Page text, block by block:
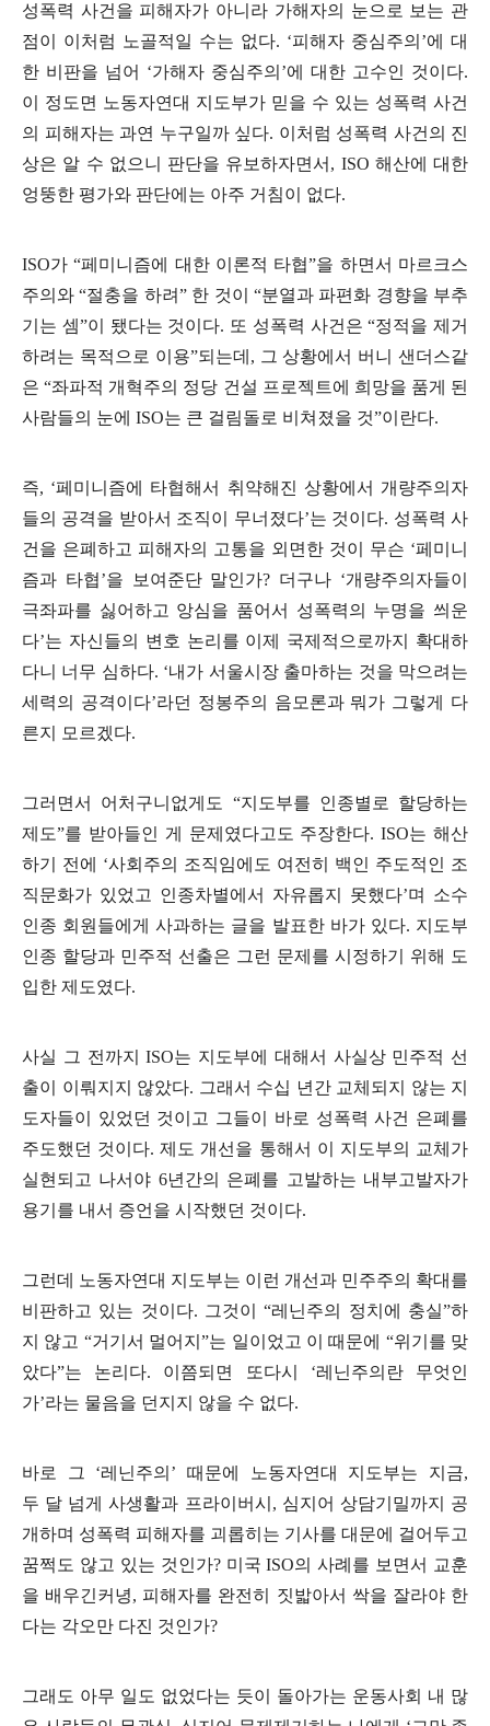
성폭력 사건을 피해자가 아니라 가해자의 눈으로 보는 관
점이 이처럼 노골적일 수는 없다. ‘피해자 중심주의 ’에 대
한 비판을 넘어 ‘가해자 중심주의 ’에 대한 고수인 것이다.
이 정도면 노동자연대 지도부가 믿을 수 있는 성폭력 사건
의 피해자는 과연 누구일까 싶다. 이처럼 성폭력 사건의 진
상은 알 수 없으니 판단을 유보하자면서 , ISO 해산에 대한
엉뚱한 평가와 판단에는 아주 거침이 없다.
ISO가“페미니즘에 대한 이론적 타협”을 하면서 마르크스
주의와“절충을 하려” 한 것이 “분열과 파편화 경향을 부추
기는 셈”이 됐다는 것이다. 또 성폭력 사건은“정적을 제거
하려는 목적으로 이용”되는데 , 그 상황에서 버니 샌더스같
은“좌파적 개혁주의 정당 건설 프로젝트에 희망을 품게 된
사람들의 눈에 ISO는 큰 걸림돌로 비쳐졌을 것”이란다.
즉, ‘페미니즘에 타협해서 취약해진 상황에서 개량주의자
들의 공격을 받아서 조직이 무너졌다’는 것이다. 성폭력 사
건을 은폐하고 피해자의 고통을 외면한 것이 무슨 ‘페미니
즘과 타협’을 보여준단 말인가? 더구나 ‘개량주의자들이
극좌파를 싫어하고 앙심을 품어서 성폭력의 누명을 씌운
다’는 자신들의 변호 논리를 이제 국제적으로까지 확대하
다니 너무 심하다. ‘내가 서울시장 출마하는 것을 막으려는
세력의 공격이다’라던 정봉주의 음모론과 뭐가 그렇게 다
른지 모르겠다.
그러면서 어처구니없게도 “지도부를 인종별로 할당하는
제도”를 받아들인 게 문제였다고도 주장한다. ISO는 해산
하기 전에 ‘사회주의 조직임에도 여전히 백인 주도적인 조
직문화가 있었고 인종차별에서 자유롭지 못했다’며 소수
인종 회원들에게 사과하는 글을 발표한 바가 있다. 지도부
인종 할당과 민주적 선출은 그런 문제를 시정하기 위해 도
입한 제도였다.
사실 그 전까지ISO는 지도부에 대해서 사실상 민주적 선
출이 이뤄지지 않았다. 그래서 수십 년간 교체되지 않는 지
도자들이 있었던 것이고 그들이 바로 성폭력 사건 은폐를
주도했던 것이다.제도 개선을 통해서 이 지도부의 교체가
실현되고 나서야 6년간의 은폐를 고발하는 내부고발자가
용기를 내서 증언을 시작했던 것이다.
그런데 노동자연대 지도부는 이런 개선과 민주주의 확대를
비판하고 있는 것이다. 그것이“레닌주의 정치에 충실”하
지 않고 “거기서 멀어지”는 일이었고 이 때문에 “위기를 맞
았다”는 논리다. 이쯤되면 또다시 ‘레닌주의란 무엇인
가’라는 물음을 던지지 않을 수 없다.
바로 그 ‘레닌주의 ’때문에 노동자연대 지도부는 지금,
두 달 넘게 사생활과 프라이버시 , 심지어 상담기밀까지 공
개하며 성폭력 피해자를 괴롭히는 기사를 대문에 걸어두고
꿈쩍도 않고 있는 것인가? 미국ISO의 사례를 보면서 교훈
을 배우긴커녕, 피해자를 완전히 짓밟아서 싹을 잘라야 한
다는 각오만 다진 것인가?
그래도 아무 일도 없었다는 듯이 돌아가는 운동사회 내 많